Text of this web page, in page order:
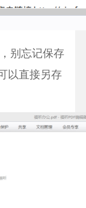
别忘记保存
以直接另存